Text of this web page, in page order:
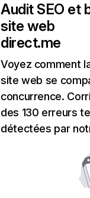
Audit SEO et
site web
direct.me
Voyez comment
site web se
concurrence.
des 130 erreurs
détectées par